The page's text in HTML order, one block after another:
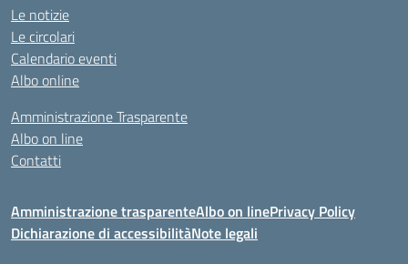
Le notizie
Le circolari
Calendario eventi
Albo online
Amministrazione Trasparente
Albo on line
Contatti
Amministrazione trasparenteAlbo on linePrivacy Policy
Dichiarazione di accessibilitàNote legali